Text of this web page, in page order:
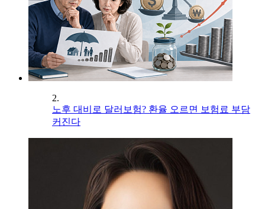
2.
노후 대비로 달러보험? 환율 오르면 보험료 부담
커진다